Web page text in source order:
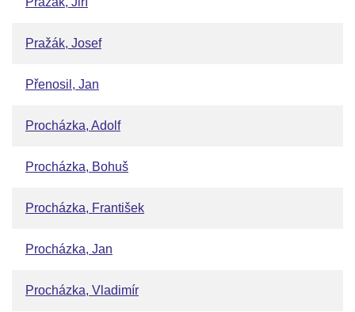
Pražák, Josef
Přenosil, Jan
Procházka, Adolf
Procházka, Bohuš
Procházka, František
Procházka, Jan
Procházka, Vladimír